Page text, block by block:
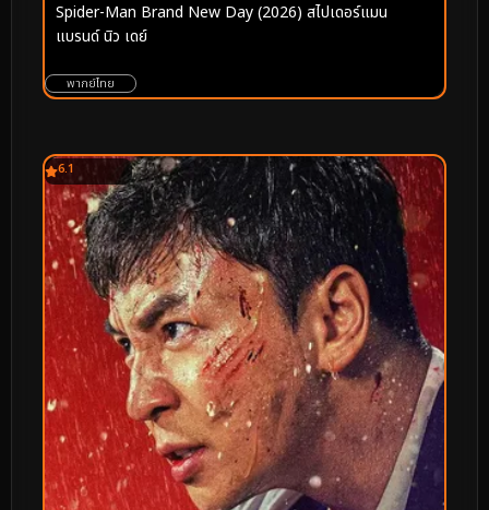
Spider-Man Brand New Day (2026) สไปเดอร์แมน
แบรนด์ นิว เดย์
พากย์ไทย
6.1